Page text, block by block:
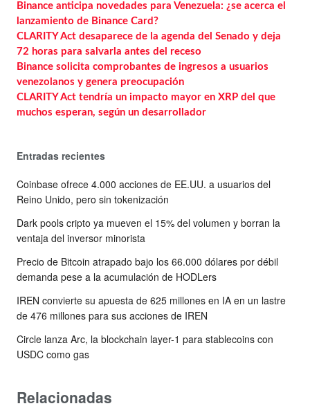
Binance anticipa novedades para Venezuela: ¿se acerca el
lanzamiento de Binance Card?
CLARITY Act desaparece de la agenda del Senado y deja
72 horas para salvarla antes del receso
Binance solicita comprobantes de ingresos a usuarios
venezolanos y genera preocupación
CLARITY Act tendría un impacto mayor en XRP del que
muchos esperan, según un desarrollador
Entradas recientes
Coinbase ofrece 4.000 acciones de EE.UU. a usuarios del
Reino Unido, pero sin tokenización
Dark pools cripto ya mueven el 15% del volumen y borran la
ventaja del inversor minorista
Precio de Bitcoin atrapado bajo los 66.000 dólares por débil
demanda pese a la acumulación de HODLers
IREN convierte su apuesta de 625 millones en IA en un lastre
de 476 millones para sus acciones de IREN
Circle lanza Arc, la blockchain layer-1 para stablecoins con
USDC como gas
Relacionadas